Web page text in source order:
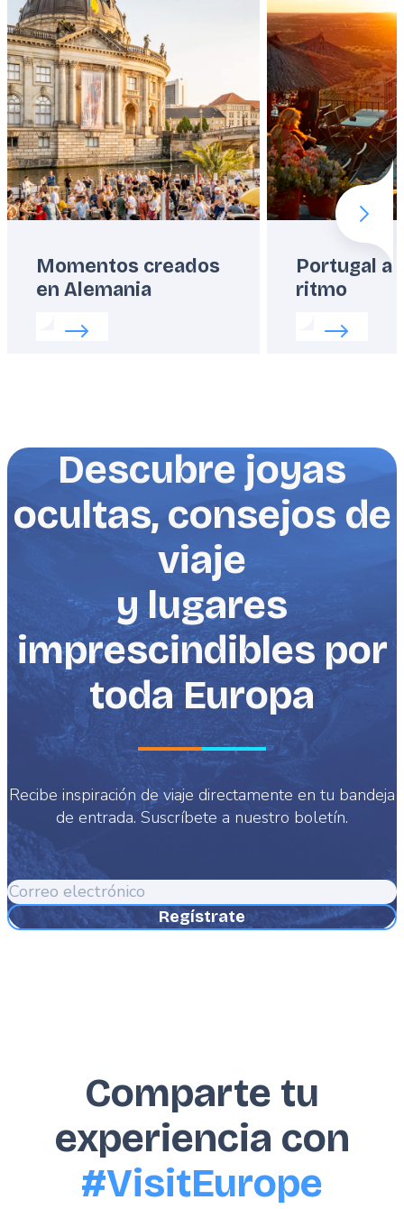
Momentos creados
en Alemania
Read more about: Momentos creados en Alemania
Portugal a
ritmo
Read more
Next
Descubre joyas
ocultas, consejos de
viaje
y lugares
imprescindibles por
toda Europa
Recibe inspiración de viaje directamente en tu bandeja
de entrada. Suscríbete a nuestro boletín.
Correo
electrónico
Comparte tu
experiencia con
#VisitEurope